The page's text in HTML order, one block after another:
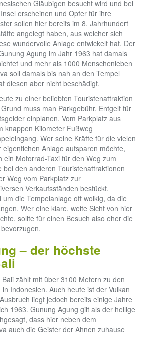
Gläubigen besucht wird und bei
erscheinen und Opfer für ihre
sollen hier bereits im 8. Jahrhundert
angelegt haben, aus welcher sich
wundervolle Anlage entwickelt hat. Der
Agung im Jahr 1963 hat damals
und mehr als 1000 Menschenleben
soll damals bis nah an den Tempel
diesen aber nicht beschädigt.
zu einer beliebten Touristenattraktion
muss man Parkgebühr, Entgelt für
einplanen. Vom Parkplatz aus
knappen Kilometer Fußweg
Wer seine Kräfte für die vielen
eigentichen Anlage aufsparen möchte,
ein Motorrad-Taxi für den Weg zum
bei den anderen Touristenattraktionen
Weg vom Parkplatz zur
Verkaufsständen bestückt.
um die Tempelanlage oft wolkig, da die
Wer eine klare, weite Sicht von hier
sollte für einen Besuch also eher die
– der höchste
zählt mit über 3100 Metern zu den
Indonesien. Auch heute ist der Vulkan
liegt jedoch bereits einige Jahre
1963. Gunung Agung gilt als der heilige
dass hier neben dem
auch die Geister der Ahnen zuhause